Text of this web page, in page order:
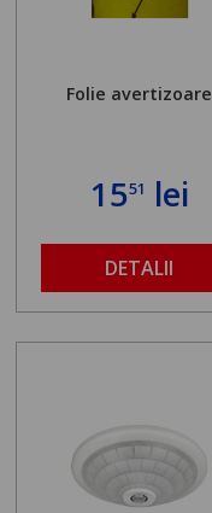
Folie avertizoare
1551 lei
DETALII